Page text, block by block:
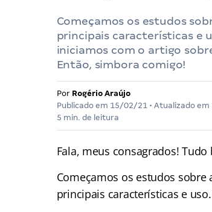
Começamos os estudos
principais características e
iniciamos com o artigo
Então, simbora comigo!
Por Rogério Araújo
Publicado em 15/02/21• Atualizado em
5 min. de leitura
Fala, meus consagrados! Tudo
Começamos os estudos sobre
principais características e